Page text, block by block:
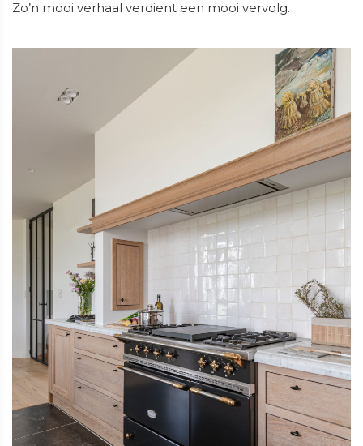
Zo’n mooi verhaal verdient een mooi vervolg.